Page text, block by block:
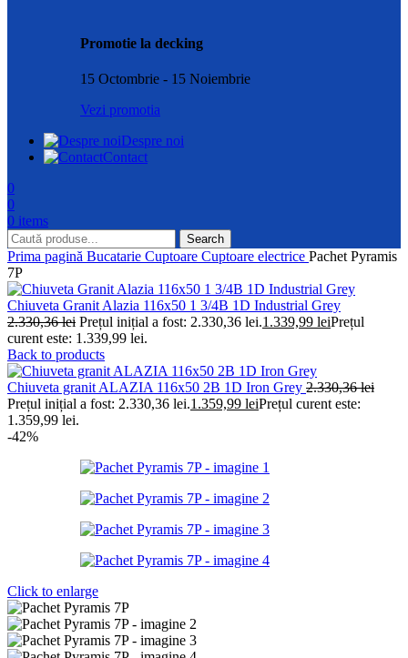
Promotie la decking
15 Octombrie - 15 Noiembrie
Vezi promotia
Despre noi
Contact
0
0
0 items
Search
Prima pagină Bucatarie Cuptoare Cuptoare electrice Pachet Pyramis
7P
Chiuveta Granit Alazia 116x50 1 3/4B 1D Industrial Grey
2.330,36lei Prețul inițial a fost: 2.330,36 lei.1.339,99 leiPrețul
curent este: 1.339,99 lei.
Back to products
Chiuveta granit ALAZIA 116x50 2B 1D Iron Grey 2.330,36lei
Prețul inițial a fost: 2.330,36 lei.1.359,99 leiPrețul curent este:
1.359,99 lei.
-42%
Click to enlarge